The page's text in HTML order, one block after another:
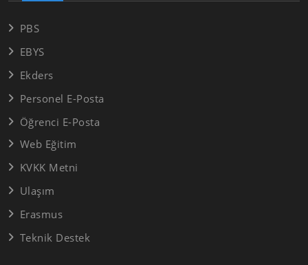
PBS
EBYS
Ekders
Personel E-Posta
Öğrenci E-Posta
Web Eğitim
KVKK Metni
Ulaşım
Erasmus
Teknik Destek